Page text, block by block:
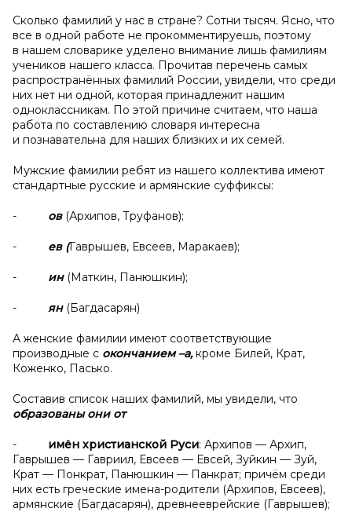
Сколько фамилий у нас в стране? Сотни тысяч. Ясно, что
все в одной работе не прокомментируешь, поэтому
в нашем словарике уделено внимание лишь фамилиям
учеников нашего класса. Прочитав перечень самых
распространённых фамилий России, увидели, что среди
них нет ни одной, которая принадлежит нашим
одноклассникам. По этой причине считаем, что наша
работа по составлению словаря интересна
и познавательна для наших близких и их семей.
Мужские фамилии ребят из нашего коллектива имеют
стандартные русские и армянские суффиксы:
- ов(Архипов, Труфанов);
- ев (Гаврышев, Евсеев, Маракаев);
- ин(Маткин, Панюшкин);
- ян(Багдасарян)
А женские фамилии имеют соответствующие
производные с окончанием –а,кроме Билей, Крат,
Коженко, Пасько.
Составив список наших фамилий, мы увидели, что
образованы они от
- имён христианской Руси: Архипов — Архип,
Гаврышев — Гавриил, Евсеев — Евсей, Зуйкин — Зуй,
Крат — Понкрат, Панюшкин — Панкрат; причём среди
них есть греческие имена-родители (Архипов, Евсеев),
армянские (Багдасарян), древнееврейские (Гаврышев);